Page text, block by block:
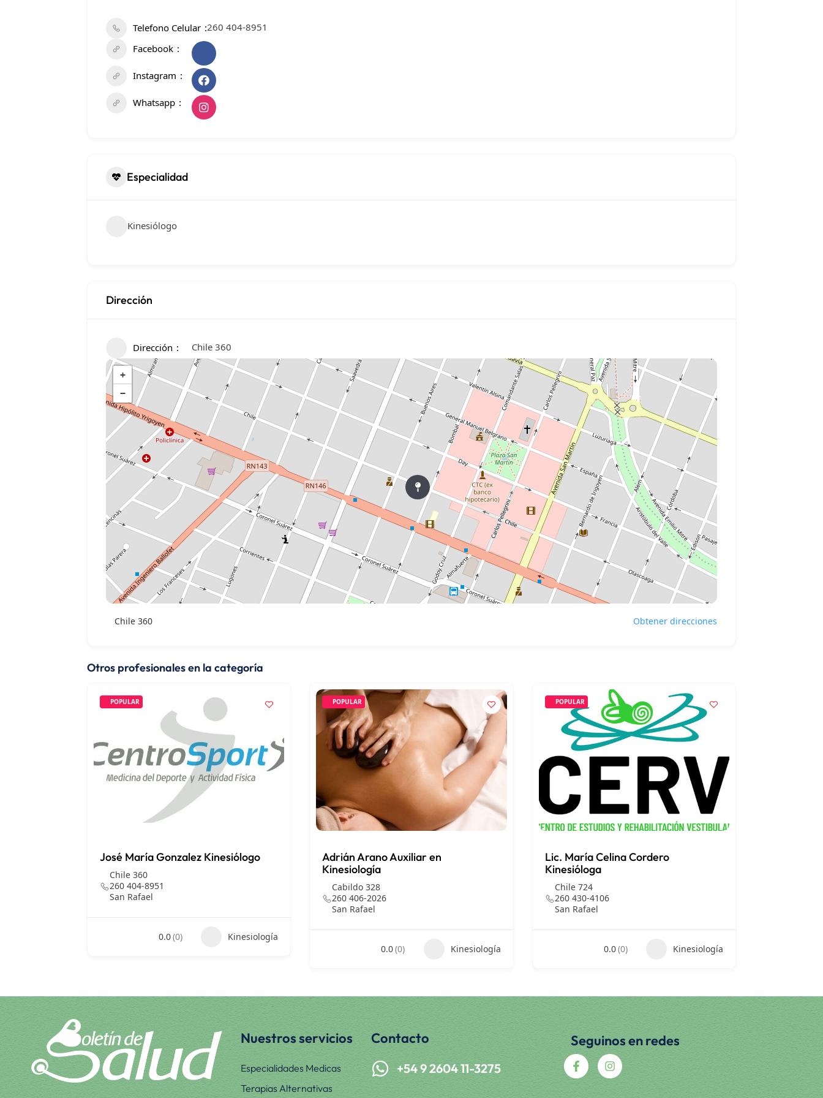
Telefono Celular 260 404-8951
Facebook
Instagram
Whatsapp
Especialidad
Kinesiólogo
Dirección
Dirección Chile 360
+
−
Chile 360 Obtener direcciones
Otros profesionales en la categoría
POPULAR
José María Gonzalez Kinesiólogo
Chile 360
260 404-8951
San Rafael
0.0(0) Kinesiología
POPULAR
Adrián Arano Auxiliar en
Kinesiología
Cabildo 328
260 406-2026
San Rafael
0.0(0) Kinesiología
POPULAR
Lic. María Celina Cordero
Kinesióloga
Chile 724
260 430-4106
San Rafael
0.0(0) Kinesiología
Nuestros servicios
Especialidades Medicas
Terapias Alternativas
Contacto
+54 9 2604 11-3275
Seguinos en redes